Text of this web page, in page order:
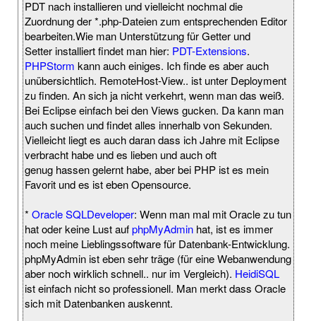
PDT nach installieren und vielleicht nochmal die
Zuordnung der *.php-Dateien zum entsprechenden Editor
bearbeiten.Wie man Unterstützung für Getter und
Setter installiert findet man hier: PDT-Extensions.
PHPStorm kann auch einiges. Ich finde es aber auch
unübersichtlich. RemoteHost-View.. ist unter Deployment
zu finden. An sich ja nicht verkehrt, wenn man das weiß.
Bei Eclipse einfach bei den Views gucken. Da kann man
auch suchen und findet alles innerhalb von Sekunden.
Vielleicht liegt es auch daran dass ich Jahre mit Eclipse
verbracht habe und es lieben und auch oft
genug hassen gelernt habe, aber bei PHP ist es mein
Favorit und es ist eben Opensource.
* Oracle SQLDeveloper: Wenn man mal mit Oracle zu tun
hat oder keine Lust aufphpMyAdmin hat, ist es immer
noch meine Lieblingssoftware für Datenbank-Entwicklung.
phpMyAdmin ist eben sehr träge (für eine Webanwendung
aber noch wirklich schnell.. nur im Vergleich). HeidiSQL
ist einfach nicht so professionell. Man merkt dass Oracle
sich mit Datenbanken auskennt.